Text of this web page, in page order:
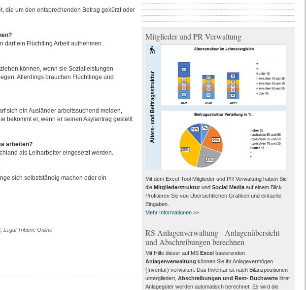
die um den entsprechenden Betrag gekürzt oder
darf ein Flüchtling Arbeit aufnehmen.
können, wenn sie Sozialleistungen
Allerdings brauchen Flüchtlinge und
sich ein Ausländer arbeitssuchend melden,
bekommt er, wenn er seinen Asylantrag gestellt
arbeiten?
als Leiharbeiter eingesetzt werden.
sich selbstständig machen oder ein
Legal Tribune Online
Mitglieder und PR Verwaltung
Mit dem Excel-Tool Mitglieder und PR Verwaltung haben Sie
die Mitgliederstrukturund Social Mediaauf einem Blick.
Profitieren Sie von Übersichtlichen Grafiken und einfache
Eingaben.
Mehr Informationen >>
RS Anlagenverwaltung - Anlagenübersicht
und Abschreibungen berechnen
Mit Hilfe dieser auf MS Excelbasierenden
Anlagenverwaltung können Sie ihr Anlagevermögen
(Inventar) verwalten. Das Inventar ist nach Bilanzpositionen
untergliedert, Abschreibungen und Rest- Buchwerteihrer
Anlagegüter werden automatisch berechnet. Es wird die